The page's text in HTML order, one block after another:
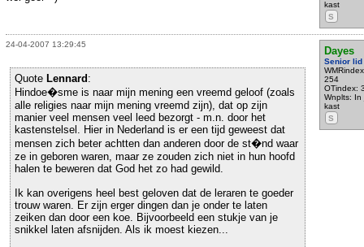
kast
S
24-04-2007 13:29:45
Dayes
Senior lid
254
OTindex:
Wnplts: In
kast
S
Quote Lennard :
Hindoe�sme is naar mijn mening een vreemd geloof (zoals
alle religies naar mijn mening vreemd zijn), dat op zijn
manier veel mensen veel leed bezorgt - m.n. door het
kastenstelsel. Hier in Nederland is er een tijd geweest dat
mensen zich beter achtten dan anderen door de st�nd waar
ze in geboren waren, maar ze zouden zich niet in hun hoofd
halen te beweren dat God het zo had gewild.
Ik kan overigens heel best geloven dat de leraren te goeder
trouw waren. Er zijn erger dingen dan je onder te laten
zeiken dan door een koe. Bijvoorbeeld een stukje van je
snikkel laten afsnijden. Als ik moest kiezen...